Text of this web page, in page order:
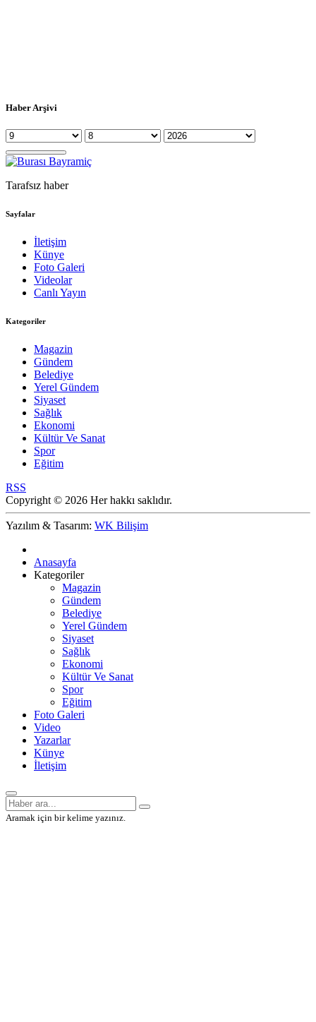
Haber Arşivi
Tarafsız haber
Sayfalar
İletişim
Künye
Foto Galeri
Videolar
Canlı Yayın
Kategoriler
Magazin
Gündem
Belediye
Yerel Gündem
Siyaset
Sağlık
Ekonomi
Kültür Ve Sanat
Spor
Eğitim
RSS
Copyright © 2026 Her hakkı saklıdır.
Yazılım & Tasarım: WK Bilişim
Anasayfa
Kategoriler
Magazin
Gündem
Belediye
Yerel Gündem
Siyaset
Sağlık
Ekonomi
Kültür Ve Sanat
Spor
Eğitim
Foto Galeri
Video
Yazarlar
Künye
İletişim
Aramak için bir kelime yazınız.